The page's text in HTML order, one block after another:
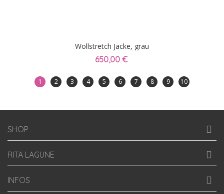
Wollstretch Jacke, grau
650,00 €
1 2 3 4 5 6 7 8 9 10
SHOP
RITA LAGUNE
INFOS